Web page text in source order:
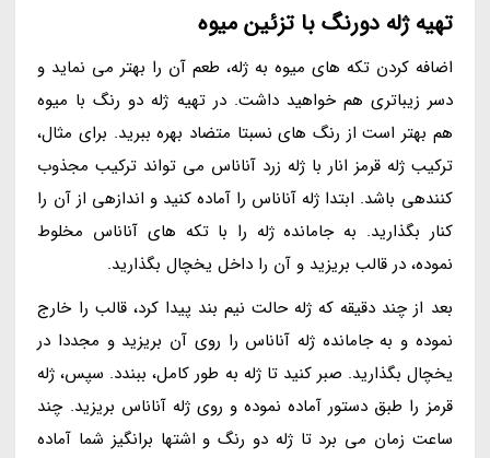
تهیه ژله دورنگ با تزئین میوه
اضافه کردن تکه های میوه به ژله، طعم آن را بهتر می نماید و
دسر زیباتری هم خواهید داشت. در تهیه ژله دو رنگ با میوه
هم بهتر است از رنگ های نسبتا متضاد بهره ببرید. برای مثال،
ترکیب ژله قرمز انار با ژله زرد آناناس می تواند ترکیب مجذوب
کنندهی باشد. ابتدا ژله آناناس را آماده کنید و اندازهی از آن را
کنار بگذارید. به جامانده ژله را با تکه های آناناس مخلوط
نموده، در قالب بریزید و آن را داخل یخچال بگذارید.
بعد از چند دقیقه که ژله حالت نیم بند پیدا کرد، قالب را خارج
نموده و به جامانده ژله آناناس را روی آن بریزید و مجددا در
یخچال بگذارید. صبر کنید تا ژله به طور کامل، ببندد. سپس، ژله
قرمز را طبق دستور آماده نموده و روی ژله آناناس بریزید. چند
ساعت زمان می برد تا ژله دو رنگ و اشتها برانگیز شما آماده